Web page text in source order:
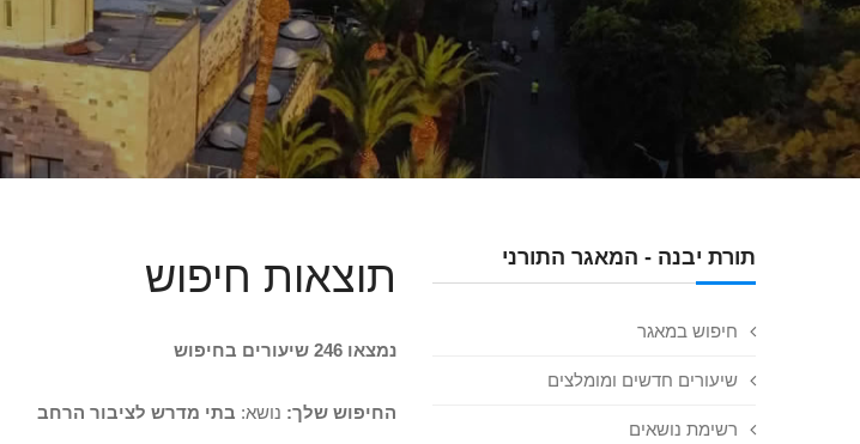
תורת יבנה - המאגר התורני
חיפוש במאגר
שיעורים חדשים ומומלצים
רשימת נושאים
תוצאות חיפוש
נמצאו 246 שיעורים בחיפוש
החיפוש שלך: נושא: בתי מדרש לציבור הרחב